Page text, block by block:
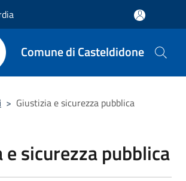
Comune di Casteldidone
> Giustizia e sicurezza pubblica
sicurezza pubblica